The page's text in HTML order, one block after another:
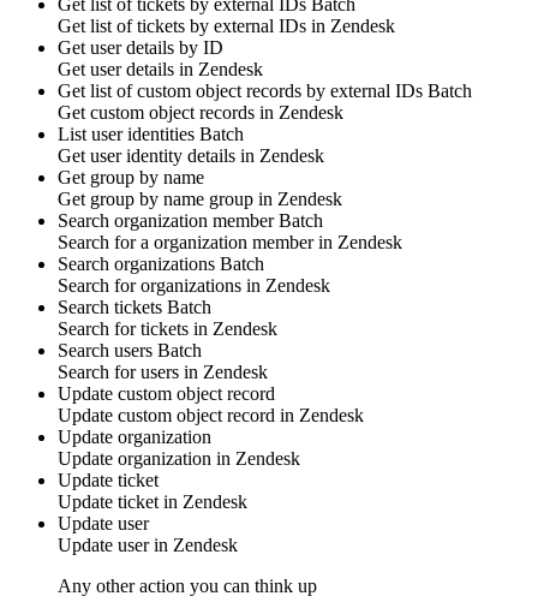
Get list of tickets by external IDs Batch
Get list oftickets by external IDs in Zendesk
Get user details by ID
Get userdetails in Zendesk
Get list of custom object records by external IDs Batch
Get custom object records in Zendesk
List user identities Batch
Get user identity details in Zendesk
Get group by name
Get group by name group in Zendesk
Search organization memberBatch
Search for a organization memberin Zendesk
Search organizations Batch
Search fororganizations in Zendesk
Search tickets Batch
Search fortickets in Zendesk
Search users Batch
Search forusers in Zendesk
Update custom object record
Update custom object record in Zendesk
Update organization
Update organization in Zendesk
Update ticket
Update ticket in Zendesk
Update user
Update userin Zendesk
Any other action you can think up